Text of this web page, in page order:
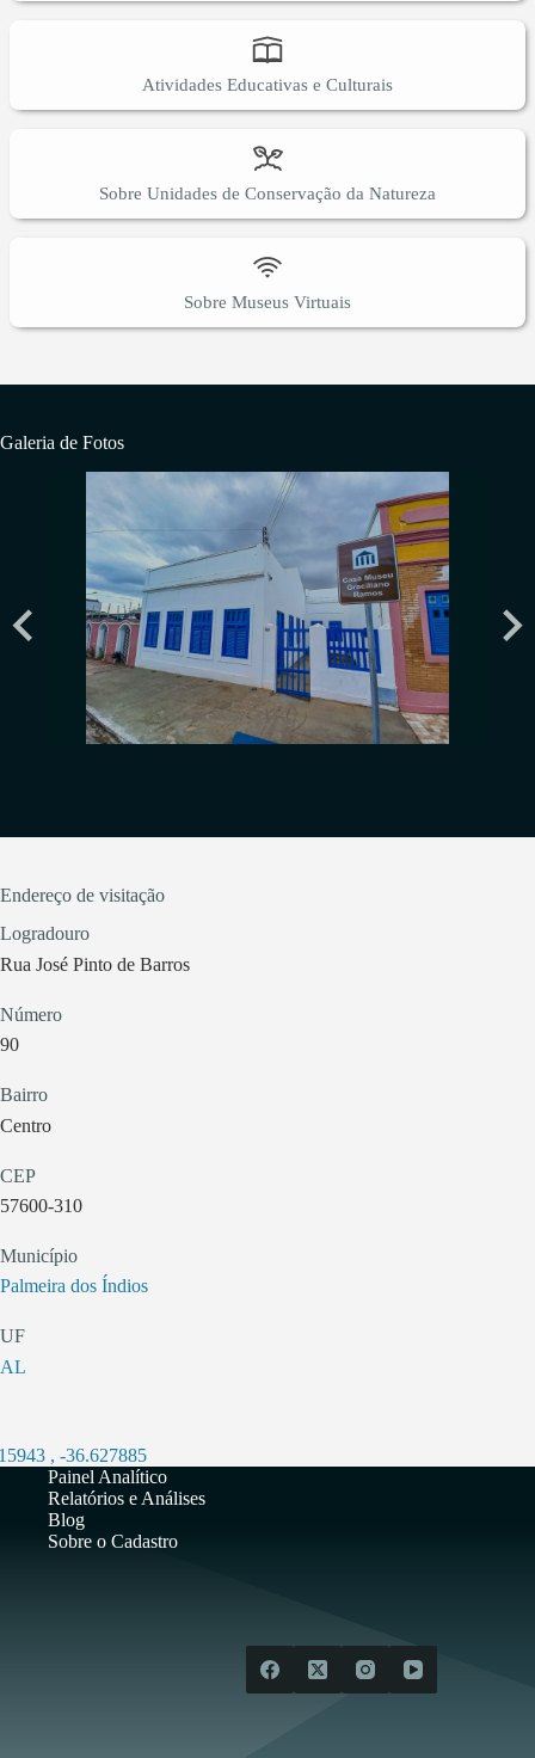
Atividades Educativas e Culturais
Sobre Unidades de Conservação da Natureza
Sobre Museus Virtuais
Galeria de Fotos
Endereço de visitação
Logradouro
Rua José Pinto de Barros
Número
90
Bairro
Centro
CEP
57600-310
Município
Palmeira dos Índios
UF
AL
, -36.627885
Painel Analítico
Relatórios e Análises
Blog
Sobre o Cadastro